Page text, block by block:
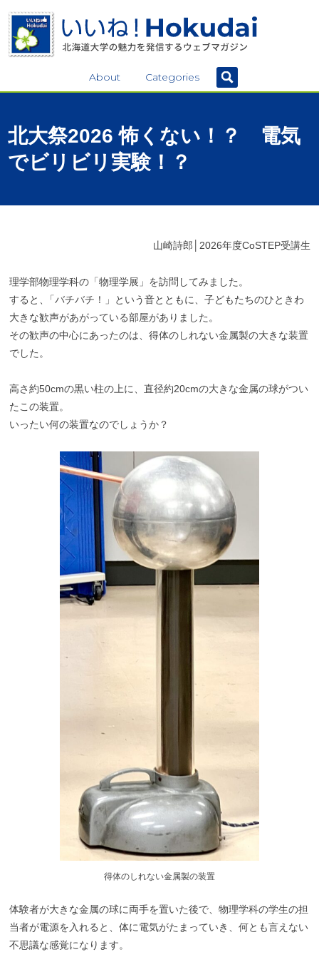
About Categories
北大祭2026怖くない！？
電気
でビリビリ 実験！？
山崎詩郎│2026年度CoSTEP受講生
理学部物理学科の「物理学展」を訪問してみました。
すると
「バチバチ！」という音とともに、子どもたちのひときわ
大きな歓声があがっている部屋がありました。
その歓声の中心にあったのは、得体のしれない金属製の大きな装置
でした。
高さ約50cmの黒い柱の上に、直径約20cmの大きな金属の球がつい
たこの装置。
いったい何の装置なのでしょうか？
得体のしれない金属製の装置
体験者が大きな金属の球に両手を置いた後で、物理学科の学生の担
当者が電源を入れると、体に電気がたまっていき、何とも言えない
不思議な感覚になります。